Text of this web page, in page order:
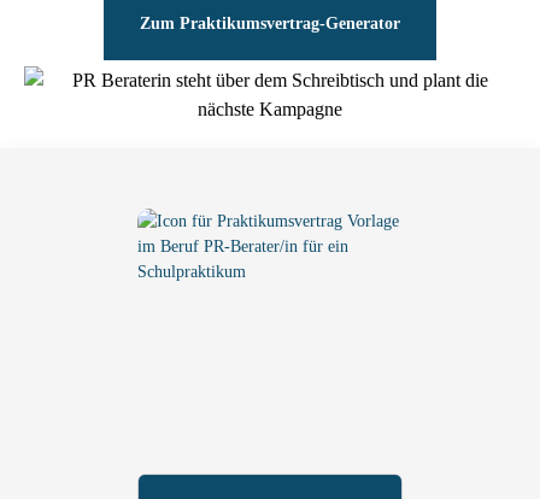
Zum Praktikumsvertrag-Generator